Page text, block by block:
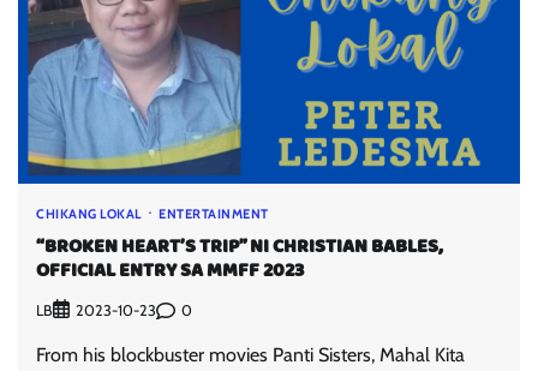
CHIKANG LOKAL ENTERTAINMENT
“BROKEN HEART’S TRIP” NI CHRISTIAN BABLES,
OFFICIAL ENTRY SA MMFF 2023
LB 2023-10-23 0
From his blockbuster movies Panti Sisters, Mahal Kita